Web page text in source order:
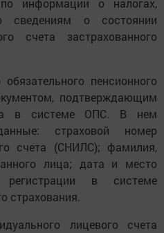
информации о налогах,
о состоянии
счета застрахованного
пенсионного
подтверждающим
в системе ОПС. В нем
страховой номер
счета (СНИЛС); фамилия,
лица; дата и место
в системе
страхования.
лицевого счета